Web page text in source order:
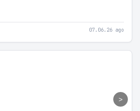
07.06.26 ago
>